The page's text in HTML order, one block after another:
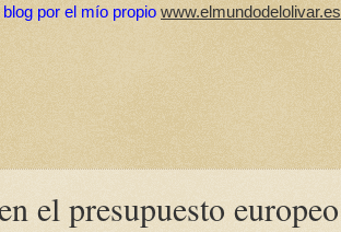
por el mío propio www.elmundodelolivar.es
el presupuesto europeo